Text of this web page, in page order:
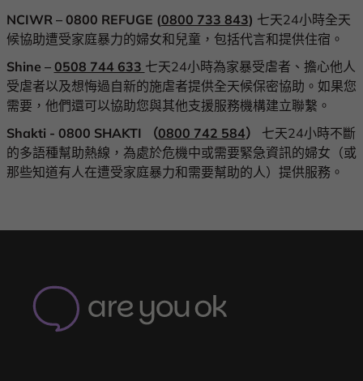
NCIWR – 0800 REFUGE (0800 733 843) 七天24小時全天
候協助遭受家庭暴力的婦女和兒童，包括代言和提供住宿。
Shine – 0508 744 633 七天24小時為家暴受虐者、擔心他人
受虐者以及想悔過自新的施虐者提供全天候保密協助。如果您
需要，他們還可以協助您與其他支援服務機構建立聯繫。
Shakti - 0800 SHAKTI
（0800 742 584）
七天24小時不斷
的多語種幫助熱線，為處於危機中或需要緊急資訊的婦女（或
那些知道有人在遭受家庭暴力和需要幫助的人）提供服務。
OK
-
Home